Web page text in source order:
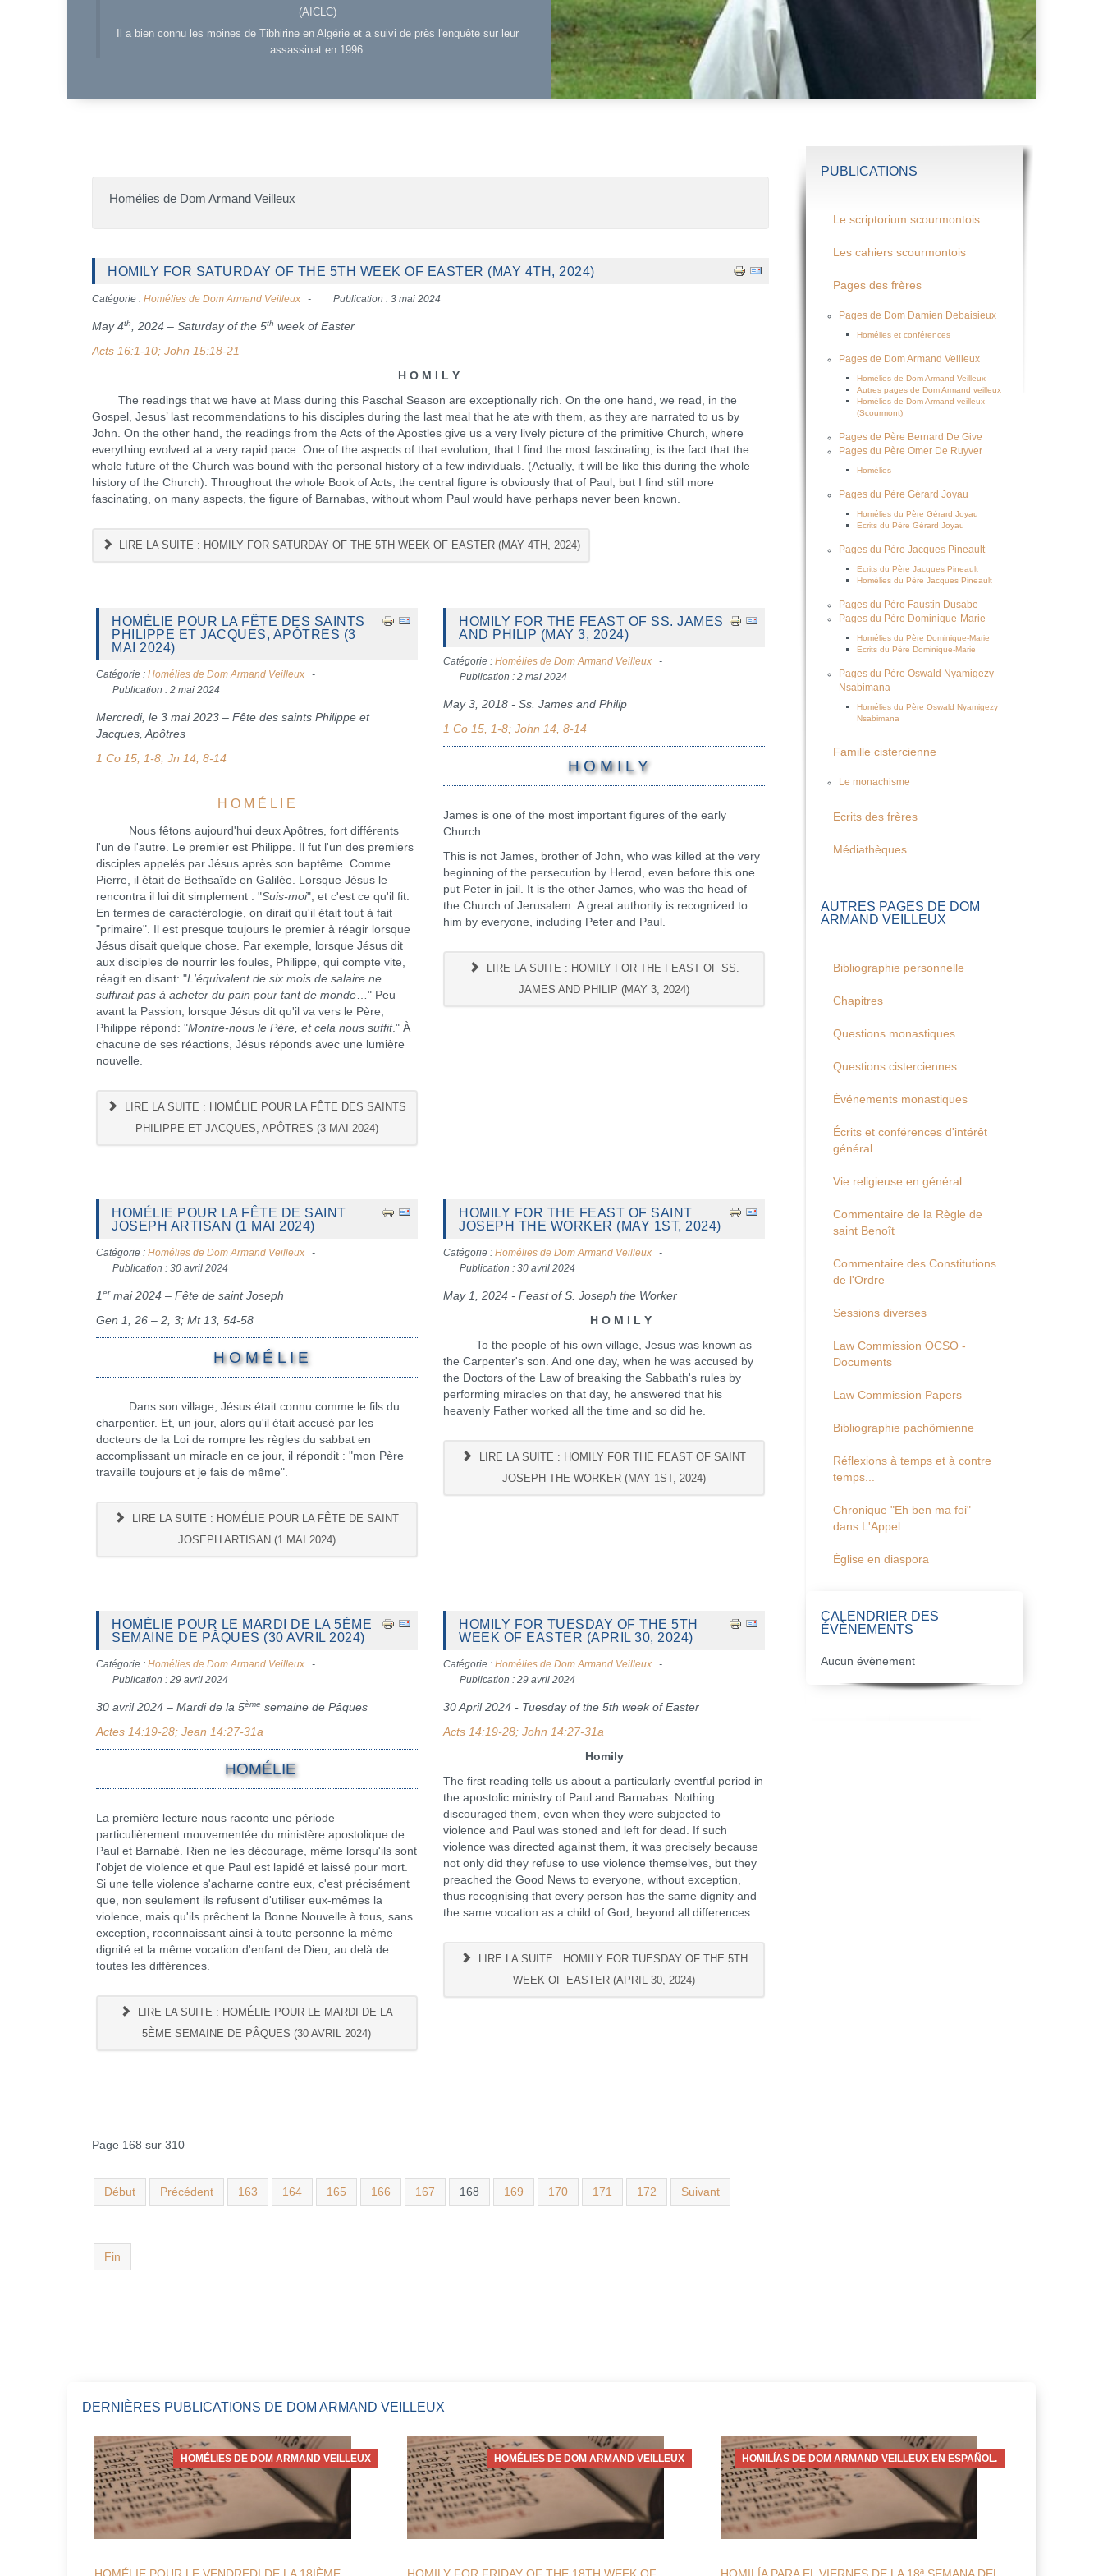
(AICLC)
Il a bien connu les moines de Tibhirine en Algérie et a suivi de près l'enquête sur leur
assassinat en 1996.
Homélies de Dom Armand Veilleux
HOMILY FOR SATURDAY OF THE 5TH WEEK OF EASTER (MAY 4TH, 2024)
Catégorie : Homélies de Dom Armand Veilleux Publication : 3 mai 2024
May 4th, 2024 – Saturday of the 5th week of Easter
Acts 16:1-10; John 15:18-21
H O M I L Y
The readings that we have at Mass during this Paschal Season are exceptionally rich. On the one hand, we read, in the
Gospel, Jesus’ last recommendations to his disciples during the last meal that he ate with them, as they are narrated to us by
John. On the other hand, the readings from the Acts of the Apostles give us a very lively picture of the primitive Church, where
everything evolved at a very rapid pace. One of the aspects of that evolution, that I find the most fascinating, is the fact that the
whole future of the Church was bound with the personal history of a few individuals. (Actually, it will be like this during the whole
history of the Church). Throughout the whole Book of Acts, the central figure is obviously that of Paul; but I find still more
fascinating, on many aspects, the figure of Barnabas, without whom Paul would have perhaps never been known.
LIRE LA SUITE : HOMILY FOR SATURDAY OF THE 5TH WEEK OF EASTER (MAY 4TH, 2024)
HOMÉLIE POUR LA FÊTE DES SAINTS
PHILIPPE ET JACQUES, APÔTRES (3
MAI 2024)
Catégorie : Homélies de Dom Armand Veilleux
Publication : 2 mai 2024
Mercredi, le 3 mai 2023 – Fête des saints Philippe et
Jacques, Apôtres
1 Co 15, 1-8; Jn 14, 8-14
H O M É L I E
Nous fêtons aujourd'hui deux Apôtres, fort différents
l'un de l'autre. Le premier est Philippe. Il fut l'un des premiers
disciples appelés par Jésus après son baptême. Comme
Pierre, il était de Bethsaïde en Galilée. Lorsque Jésus le
rencontra il lui dit simplement : "Suis-moi"; et c'est ce qu'il fit.
En termes de caractérologie, on dirait qu'il était tout à fait
"primaire". Il est presque toujours le premier à réagir lorsque
Jésus disait quelque chose. Par exemple, lorsque Jésus dit
aux disciples de nourrir les foules, Philippe, qui compte vite,
réagit en disant: "L'équivalent de six mois de salaire ne
suffirait pas à acheter du pain pour tant de monde…" Peu
avant la Passion, lorsque Jésus dit qu'il va vers le Père,
Philippe répond: "Montre-nous le Père, et cela nous suffit." À
chacune de ses réactions, Jésus réponds avec une lumière
nouvelle.
LIRE LA SUITE : HOMÉLIE POUR LA FÊTE DES SAINTS
PHILIPPE ET JACQUES, APÔTRES (3 MAI 2024)
HOMILY FOR THE FEAST OF SS. JAMES
AND PHILIP (MAY 3, 2024)
Catégorie :Homélies de Dom Armand Veilleux
Publication : 2 mai 2024
May 3, 2018 - Ss. James and Philip
1 Co 15, 1-8; John 14, 8-14
H O M I L Y
James is one of the most important figures of the early
Church.
This is not James, brother of John, who was killed at the very
beginning of the persecution by Herod, even before this one
put Peter in jail. It is the other James, who was the head of
the Church of Jerusalem. A great authority is recognized to
him by everyone, including Peter and Paul.
LIRE LA SUITE : HOMILY FOR THE FEAST OF SS.
JAMES AND PHILIP (MAY 3, 2024)
HOMÉLIE POUR LA FÊTE DE SAINT
JOSEPH ARTISAN (1 MAI 2024)
Catégorie : Homélies de Dom Armand Veilleux
Publication : 30 avril 2024
1ermai 2024 – Fête de saint Joseph
Gen 1, 26 – 2, 3; Mt 13, 54-58
H O M É L I E
Dans son village, Jésus était connu comme le fils du
charpentier. Et, un jour, alors qu'il était accusé par les
docteurs de la Loi de rompre les règles du sabbat en
accomplissant un miracle en ce jour, il répondit : "mon Père
travaille toujours et je fais de même".
LIRE LA SUITE : HOMÉLIE POUR LA FÊTE DE SAINT
JOSEPH ARTISAN (1 MAI 2024)
HOMILY FOR THE FEAST OF SAINT
JOSEPH THE WORKER (MAY 1ST, 2024)
Catégorie :Homélies de Dom Armand Veilleux
Publication : 30 avril 2024
May 1, 2024 - Feast of S. Joseph the Worker
H O M I L Y
To the people of his own village, Jesus was known as
the Carpenter's son. And one day, when he was accused by
the Doctors of the Law of breaking the Sabbath's rules by
performing miracles on that day, he answered that his
heavenly Father worked all the time and so did he.
LIRE LA SUITE : HOMILY FOR THE FEAST OF SAINT
JOSEPH THE WORKER (MAY 1ST, 2024)
HOMÉLIE POUR LE MARDI DE LA 5ÈME
SEMAINE DE PÂQUES (30 AVRIL 2024)
Catégorie : Homélies de Dom Armand Veilleux
Publication : 29 avril 2024
30 avril 2024 – Mardi de la 5ème semaine de Pâques
Actes 14:19-28; Jean 14:27-31a
HOMÉLIE
La première lecture nous raconte une période
particulièrement mouvementée du ministère apostolique de
Paul et Barnabé. Rien ne les décourage, même lorsqu'ils sont
l'objet de violence et que Paul est lapidé et laissé pour mort.
Si une telle violence s'acharne contre eux, c'est précisément
que, non seulement ils refusent d'utiliser eux-mêmes la
violence, mais qu'ils prêchent la Bonne Nouvelle à tous, sans
exception, reconnaissant ainsi à toute personne la même
dignité et la même vocation d'enfant de Dieu, au delà de
toutes les différences.
LIRE LA SUITE : HOMÉLIE POUR LE MARDI DE LA
5ÈME SEMAINE DE PÂQUES (30 AVRIL 2024)
HOMILY FOR TUESDAY OF THE 5TH
WEEK OF EASTER (APRIL 30, 2024)
Catégorie :Homélies de Dom Armand Veilleux
Publication : 29 avril 2024
30 April 2024 - Tuesday of the 5th week of Easter
Acts 14:19-28; John 14:27-31a
Homily
The first reading tells us about a particularly eventful period in
the apostolic ministry of Paul and Barnabas. Nothing
discouraged them, even when they were subjected to
violence and Paul was stoned and left for dead. If such
violence was directed against them, it was precisely because
not only did they refuse to use violence themselves, but they
preached the Good News to everyone, without exception,
thus recognising that every person has the same dignity and
the same vocation as a child of God, beyond all differences.
LIRE LA SUITE : HOMILY FOR TUESDAY OF THE 5TH
WEEK OF EASTER (APRIL 30, 2024)
Page 168 sur 310
Début Précédent 163 164 165 166 167 168 169 170 171 172 Suivant
Fin
PUBLICATIONS
Le scriptorium scourmontois
Les cahiers scourmontois
Pages des frères
Pages de Dom Damien Debaisieux
Homélies et conférences
Pages de Dom Armand Veilleux
Homélies de Dom Armand Veilleux
Autres pages de Dom Armand veilleux
Homélies de Dom Armand veilleux
(Scourmont)
Pages de Père Bernard De Give
Pages du Père Omer De Ruyver
Homélies
Pages du Père Gérard Joyau
Homélies du Père Gérard Joyau
Ecrits du Père Gérard Joyau
Pages du Père Jacques Pineault
Ecrits du Père Jacques Pineault
Homélies du Père Jacques Pineault
Pages du Père Faustin Dusabe
Pages du Père Dominique-Marie
Homélies du Père Dominique-Marie
Ecrits du Père Dominique-Marie
Pages du Père Oswald Nyamigezy
Nsabimana
Homélies du Père Oswald Nyamigezy
Nsabimana
Famille cistercienne
Le monachisme
Ecrits des frères
Médiathèques
AUTRES PAGES DE DOM
ARMAND VEILLEUX
Bibliographie personnelle
Chapitres
Questions monastiques
Questions cisterciennes
Événements monastiques
Écrits et conférences d'intérêt
général
Vie religieuse en général
Commentaire de la Règle de
saint Benoît
Commentaire des Constitutions
de l'Ordre
Sessions diverses
Law Commission OCSO -
Documents
Law Commission Papers
Bibliographie pachômienne
Réflexions à temps et à contre
temps...
Chronique "Eh ben ma foi"
dans L'Appel
Église en diaspora
CALENDRIER DES
ÉVÈNEMENTS
Aucun évènement
DERNIÈRES PUBLICATIONS DE DOM ARMAND VEILLEUX
HOMÉLIES DE DOM ARMAND VEILLEUX HOMÉLIES DE DOM ARMAND VEILLEUX HOMILÍAS DE DOM ARMAND VEILLEUX EN ESPAÑOL.